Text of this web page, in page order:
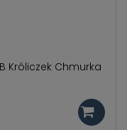
Króliczek Chmurka